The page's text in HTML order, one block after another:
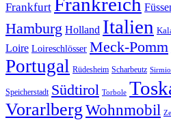
Frankfurt
Hamburg Holland Italien
Loire Loireschlösser Meck-Pomm
Portugal Rüdesheim Scharbeutz
Speicherstadt Südtirol Torbole
VorarlbergWohnmobil